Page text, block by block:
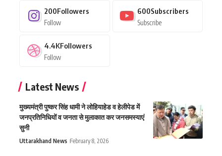
200Followers
Follow
600Subscribers
Subscribe
4.4KFollowers
Follow
Latest News
मुख्यमंत्री पुष्कर सिंह धामी ने लोहियाहेड व हेलीपेड में
जनप्रतिनिधियों व जनता से मुलाकात कर जनसमस्याएं
सुनी
Uttarakhand News February 8, 2026